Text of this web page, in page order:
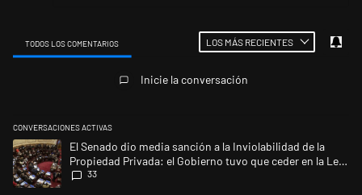
TODOS LOS COMENTARIOS LOS MÁS RECIENTES
Inicie la conversación
CONVERSACIONES ACTIVAS
Este listado muestra los artículos con más comentarios en los últimos
Un artículo de tendencia con el título "El Senado dio media sanción a
El Senado dio media sanción a la Inviolabilidad de la
Propiedad Privada: el Gobierno tuvo que ceder en la Ley
del Manejo del Fuego
33